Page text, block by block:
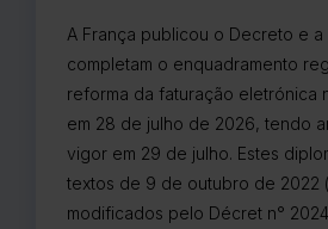
A França publicou o Decreto e a
completam o enquadramento
reforma da faturação eletrónica
em 28 de julho de 2026, tendo
vigor em 29 de julho. Estes
textos de 9 de outubro de 2022
modificados pelo Décret n°